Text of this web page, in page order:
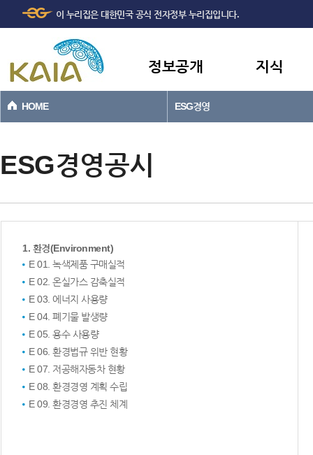
본문바로가기
이 누리집은 대한민국 공식 전자정부 누리집입니다.
정보공개 지식
HOME ESG경영
ESG경영공시
1. 환경(Environment)
E 01. 녹색제품 구매실적
E 02. 온실가스 감축실적
E 03. 에너지 사용량
E 04. 폐기물 발생량
E 05. 용수 사용량
E 06. 환경법규 위반 현황
E 07. 저공해자동차 현황
E 08. 환경경영 계획 수립
E 09. 환경경영 추진 체계